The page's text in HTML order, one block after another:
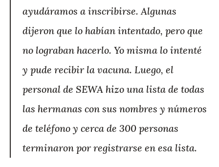
ayudáramos a inscribirse. Algunas
dijeron que lo habían intentado, pero que
no lograban hacerlo. Yo misma lo intenté
y pude recibir la vacuna. Luego, el
personal de SEWA hizo una lista de todas
las hermanas con sus nombres y números
de teléfono y cerca de 300 personas
terminaron por registrarse en esa lista.